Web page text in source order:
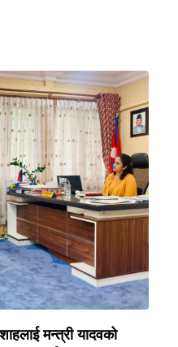
मन्त्री यादवको